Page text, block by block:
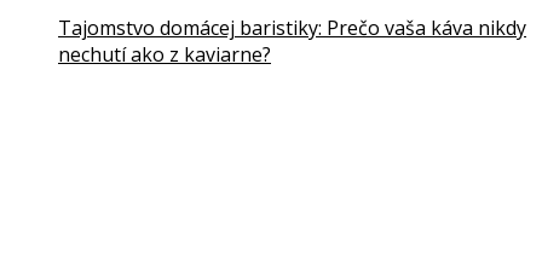
Tajomstvo domácej baristiky: Prečo vaša káva nikdy
nechutí ako z kaviarne?